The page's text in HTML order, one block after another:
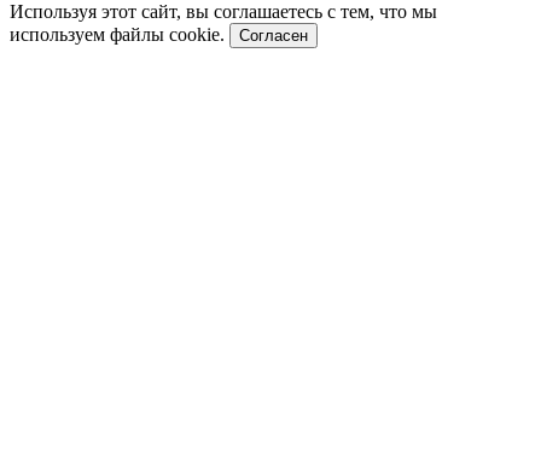
Используя этот сайт, вы соглашаетесь с тем, что мы
используем файлы cookie.
Согласен